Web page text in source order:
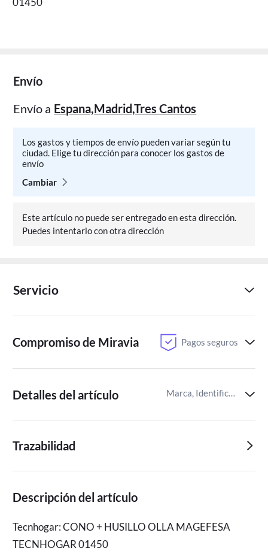
Envío
Envío a Espana,Madrid,Tres Cantos
Los gastos y tiempos de envío pueden variar según tu
ciudad. Elige tu dirección para conocer los gastos de
envío
Cambiar
Este artículo no puede ser entregado en esta dirección.
Puedes intentarlo con otra dirección
Servicio
Compromiso de Miravia Pagos seguros
Detalles del artículo Marca, Identificador del artículo de Miravia
Trazabilidad
Descripción del artículo
Tecnhogar: CONO + HUSILLO OLLA MAGEFESA
TECNHOGAR 01450